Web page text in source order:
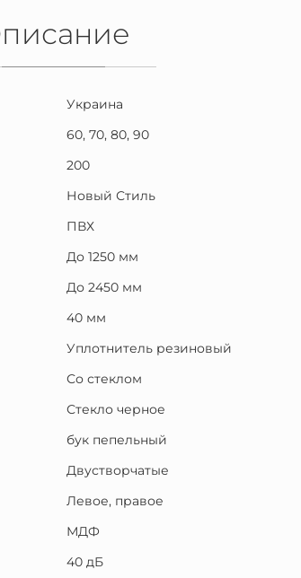
Украина
60, 70, 80, 90
200
Новый Стиль
ПВХ
До 1250 мм
До 2450 мм
40 мм
Уплотнитель резиновый
Со стеклом
Стекло черное
бук пепельный
Двустворчатые
Левое, правое
МДФ
40 дБ